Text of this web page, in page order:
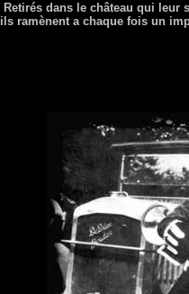
Retirés dans le château qui leur
ils ramènent a chaque fois un